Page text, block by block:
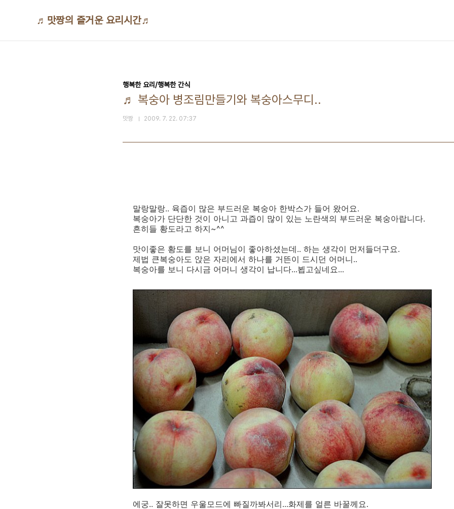
♬맛짱의 즐거운 요리시간♬
행복한 요리/행복한 간식
♬ 복숭아 병조림만들기와 복숭아스무디..
맛짱 2009. 7. 22. 07:37
말랑말랑.. 육즙이 많은 부드러운 복숭아 한박스가 들어 왔어요.
복숭아가 단단한 것이 아니고 과즙이 많이 있는 노란색의 부드러운 복숭아랍니다.
흔히들 황도라고 하지~^^
맛이좋은 황도를 보니 어머님이 좋아하셨는데.. 하는 생각이 먼저들더구요.
제법 큰복숭아도 앉은 자리에서 하나를 거뜬이 드시던 어머니..
복숭아를 보니 다시금 어머니 생각이 납니다...뵙고싶네요...
에궁.. 잘못하면 우울모드에 빠질까봐서리...화제를 얼른 바꿀께요.